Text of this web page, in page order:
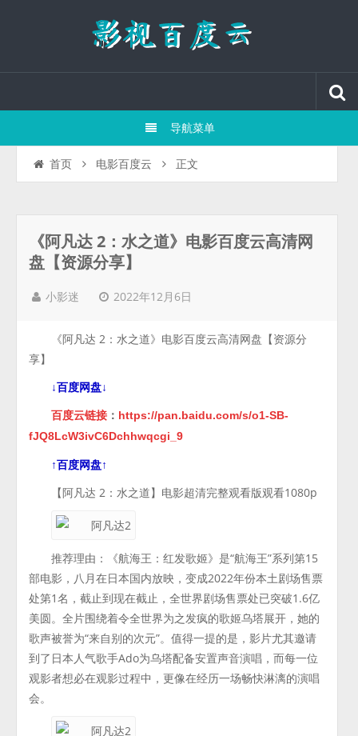
导航菜单
首页 电影百度云 正文
《阿凡达 2：水之道》电影百度云高清网
盘【资源分享】
小影迷 2022年12月6日
《阿凡达 2：水之道》电影百度云高清网盘【资源分
享】
↓百度网盘↓
百度云链接 ： https://pan.baidu.com/s/o1-SB-
fJQ8LcW3ivC6Dchhwqcgi_9
↑百度网盘↑
【阿凡达 2：水之道】电影超清完整观看版观看1080p
推荐理由：《航海王：红发歌姬》是“航海王”系列第15
部电影，八月在日本国内放映，变成2022年份本土剧场售票
处第1名，截止到现在截止，全世界剧场售票处已突破1.6亿
美圆。全片围绕着令全世界为之发疯的歌姬乌塔展开，她的
歌声被誉为“来自别的次元”。值得一提的是，影片尤其邀请
到了日本人气歌手Ado为乌塔配备安置声音演唱，而每一位
观影者想必在观影过程中，更像在经历一场畅快淋漓的演唱
会。